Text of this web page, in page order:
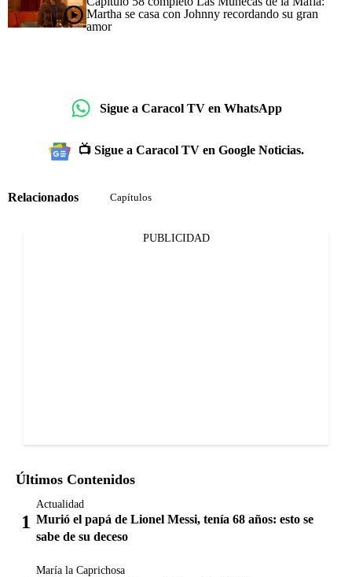
Martha se casa con Johnny recordando su gran
amor
Sigue a Caracol TV en WhatsApp
📺 Sigue a Caracol TV en Google Noticias.
Relacionados Capítulos
PUBLICIDAD
Últimos Contenidos
Actualidad
Murió el papá de Lionel Messi, tenía 68 años: esto se
sabe de su deceso
María la Caprichosa